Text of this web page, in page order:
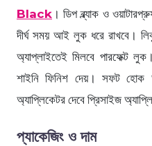
Black । ডিপ ব্ল্যাক ও
দীর্ঘ সময় আই লুক ধরে রাখবে।
অ্যাপ্লাইতেই মিলবে পারফেক্ট
শাইনি ফিনিশ দেয়। সফট
অ্যাপ্লিকেটর দেবে প্রিসাইজ
প্যাকেজিং ও দাম